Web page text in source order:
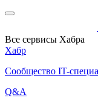
Все сервисы Хабра
Хабр
Сообщество IT-
Q&A